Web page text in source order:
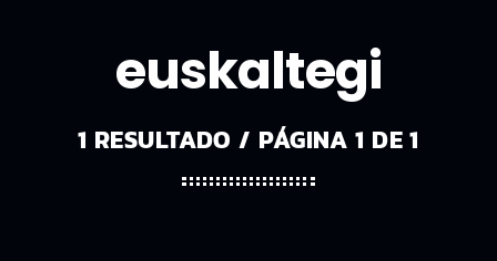
euskaltegi
1 RESULTADO / PÁGINA 1 DE 1